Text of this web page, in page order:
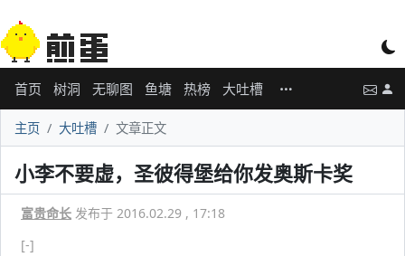
首页 树洞 无聊图 鱼塘 热榜 大吐槽
主页 大吐槽 文章正文
小李不要虚，圣彼得堡给你发奥斯卡奖
富贵命长 发布于 2016.02.29 , 17:18
[-]